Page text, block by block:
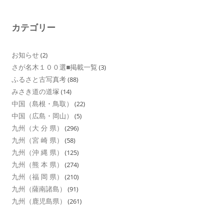
カテゴリー
お知らせ(2)
さが名木１００選■掲載一覧 (3)
ふるさと古写真考(88)
みさき道の道塚 (14)
中国（島根・鳥取） (22)
中国（広島・岡山） (5)
九州（大 分 県） (296)
九州（宮 崎 県） (58)
九州（沖 縄 県） (125)
九州（熊 本 県） (274)
九州（福 岡 県） (210)
九州（薩南諸島） (91)
九州（鹿児島県） (261)